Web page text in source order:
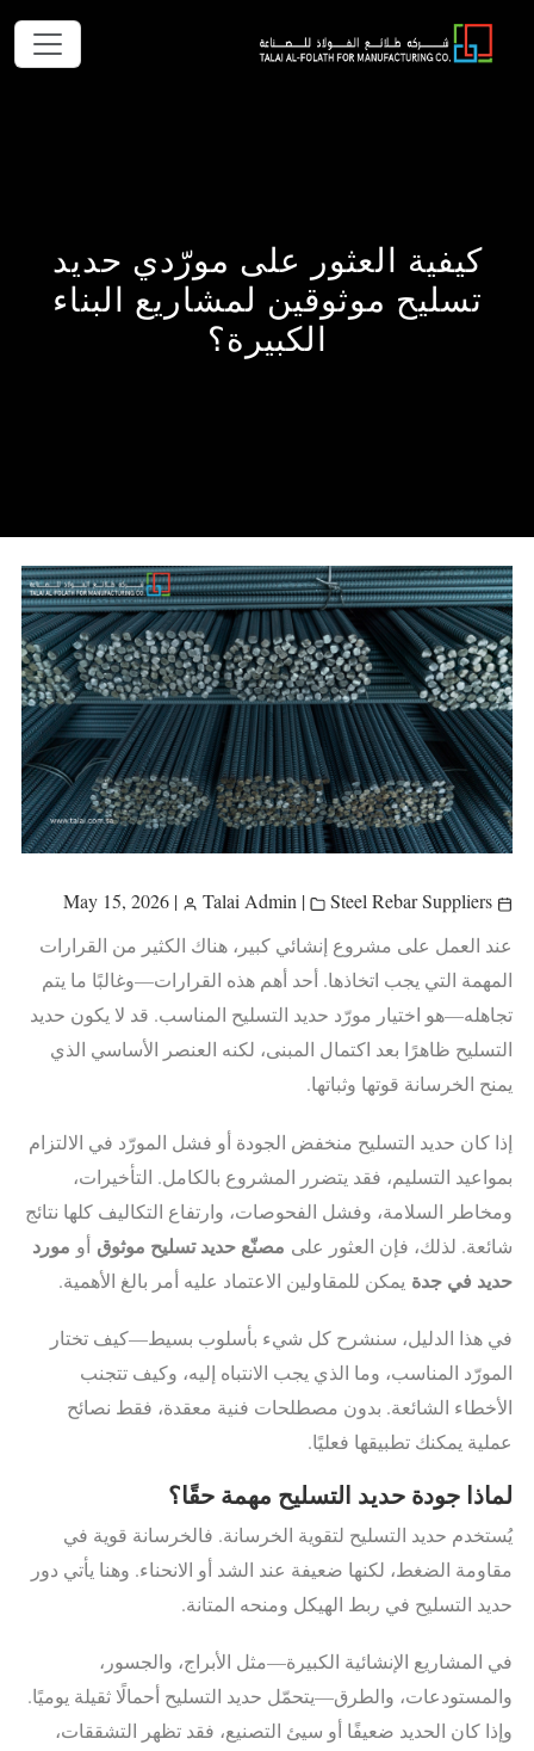
كيفية العثور على مورّدي حديد
تسليح موثوقين لمشاريع البناء
الكبيرة؟
| Talai Admin |
Steel Rebar Suppliers
عند العمل على مشروع إنشائي كبير، هناك الكثير من القرارات
المهمة التي يجب اتخاذها. أحد أهم هذه القرارات—وغالبًا ما يتم
تجاهله—هو اختيار مورّد حديد التسليح المناسب. قد لا يكون حديد
التسليح ظاهرًا بعد اكتمال المبنى، لكنه العنصر الأساسي الذي
يمنح الخرسانة قوتها وثباتها.
إذا كان حديد التسليح منخفض الجودة أو فشل المورّد في الالتزام
بمواعيد التسليم، فقد يتضرر المشروع بالكامل. التأخيرات،
ومخاطر السلامة، وفشل الفحوصات، وارتفاع التكاليف كلها نتائج
شائعة. لذلك، فإن العثور على مصنّع حديد تسليح موثوق أو مورد
حديد في جدة يمكن للمقاولين الاعتماد عليه أمر بالغ الأهمية.
في هذا الدليل، سنشرح كل شيء بأسلوب بسيط—كيف تختار
المورّد المناسب، وما الذي يجب الانتباه إليه، وكيف تتجنب
الأخطاء الشائعة. بدون مصطلحات فنية معقدة، فقط نصائح
عملية يمكنك تطبيقها فعليًا.
لماذا جودة حديد التسليح مهمة حقًا؟
يُستخدم حديد التسليح لتقوية الخرسانة. فالخرسانة قوية في
مقاومة الضغط، لكنها ضعيفة عند الشد أو الانحناء. وهنا يأتي دور
حديد التسليح في ربط الهيكل ومنحه المتانة.
في المشاريع الإنشائية الكبيرة—مثل الأبراج، والجسور،
والمستودعات، والطرق—يتحمّل حديد التسليح أحمالًا ثقيلة يوميًا.
وإذا كان الحديد ضعيفًا أو سيئ التصنيع، فقد تظهر التشققات،